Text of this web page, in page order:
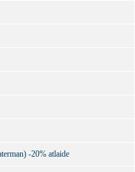
-20% atlaide